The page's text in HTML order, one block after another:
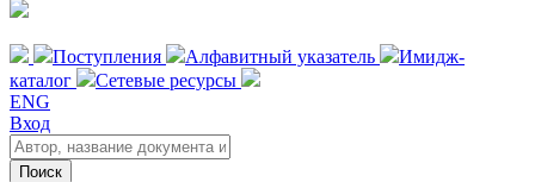
Поступления Алфавитный указатель
Имидж-
каталог
Сетевые ресурсы
ENG
Вход
Поиск